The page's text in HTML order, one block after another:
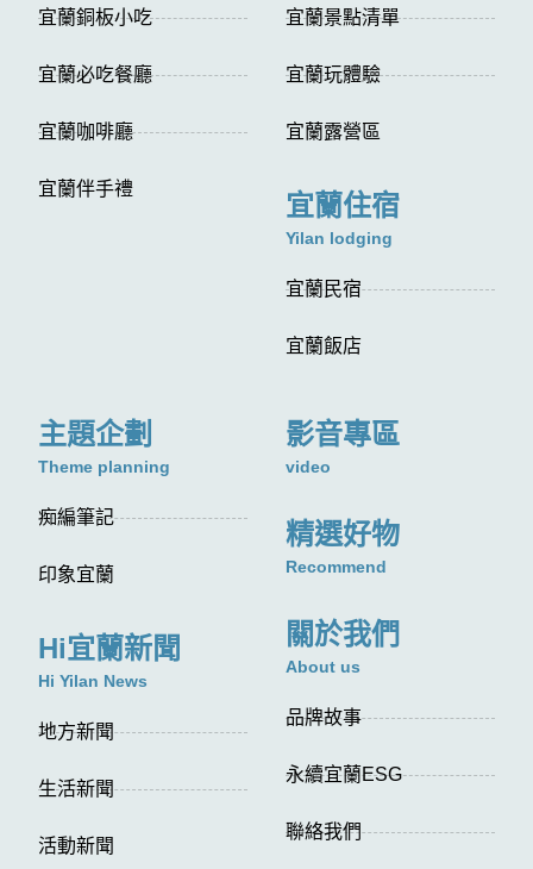
宜蘭銅板小吃
宜蘭必吃餐廳
宜蘭咖啡廳
宜蘭伴手禮
宜蘭景點清單
宜蘭玩體驗
宜蘭露營區
宜蘭住宿
Yilan lodging
宜蘭民宿
宜蘭飯店
主題企劃
Theme planning
痴編筆記
印象宜蘭
Hi宜蘭新聞
Hi Yilan News
地方新聞
生活新聞
活動新聞
影音專區
video
精選好物
Recommend
關於我們
About us
品牌故事
永續宜蘭ESG
聯絡我們